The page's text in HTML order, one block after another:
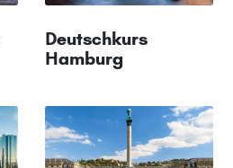
Deutschkurs
Hamburg